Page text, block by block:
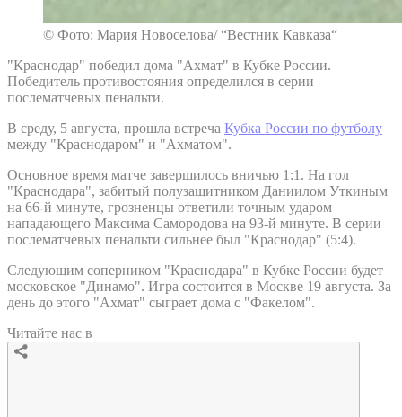
© Фото: Мария Новоселова/ “Вестник Кавказа“
"Краснодар" победил дома "Ахмат" в Кубке России.
Победитель противостояния определился в серии
послематчевых пенальти.
В среду, 5 августа, прошла встреча Кубка России по футболу
между "Краснодаром" и "Ахматом".
Основное время матче завершилось вничью 1:1. На гол
"Краснодара", забитый полузащитником Даниилом Уткиным
на 66-й минуте, грозненцы ответили точным ударом
нападающего Максима Самородова на 93-й минуте. В серии
послематчевых пенальти сильнее был "Краснодар" (5:4).
Следующим соперником "Краснодара" в Кубке России будет
московское "Динамо". Игра состоится в Москве 19 августа. За
день до этого "Ахмат" сыграет дома с "Факелом".
Читайте нас в